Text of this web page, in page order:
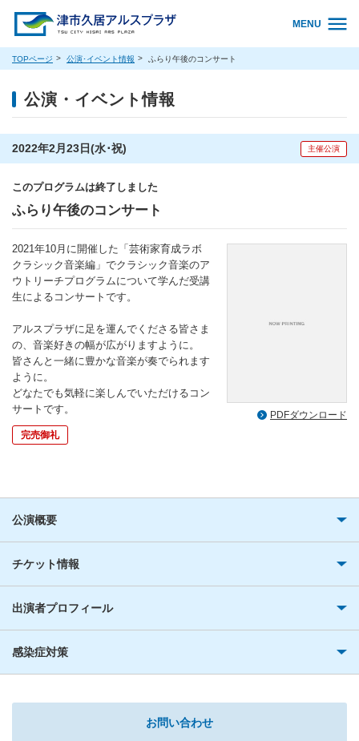
MENU
TOPページ 公演･イベント情報 ふらり午後のコンサート
公演・イベント情報
2022年2月23日(水･祝) 主催公演
このプログラムは終了しました
ふらり午後のコンサート
2021年10月に開催した「芸術家育成ラボ
クラシック音楽編」でクラシック音楽のア
ウトリーチプログラムについて学んだ受講
生によるコンサートです。
アルスプラザに足を運んでくださる皆さま
の、音楽好きの幅が広がりますように。
皆さんと一緒に豊かな音楽が奏でられます
ように。
どなたでも気軽に楽しんでいただけるコン
サートです。
完売御礼
PDFダウンロード
公演概要
チケット情報
出演者プロフィール
感染症対策
お問い合わせ